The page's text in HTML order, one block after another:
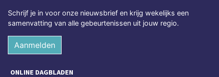
Schrijf je in voor onze nieuwsbrief en krijg wekelijks een
samenvatting van alle gebeurtenissen uit jouw regio.
Aanmelden
ONLINE DAGBLADEN